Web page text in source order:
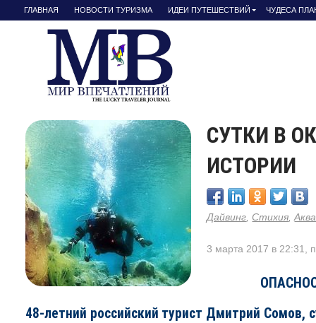
ГЛАВНАЯ НОВОСТИ ТУРИЗМА ИДЕИ ПУТЕШЕСТВИЙ ЧУДЕСА
СУТКИ В
ИСТОРИИ
Дайвинг Стихия ,
3 марта 2017 в 22:31,
48-летний российский турист Дмитрий